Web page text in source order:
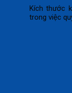
Kích thước
trong việc